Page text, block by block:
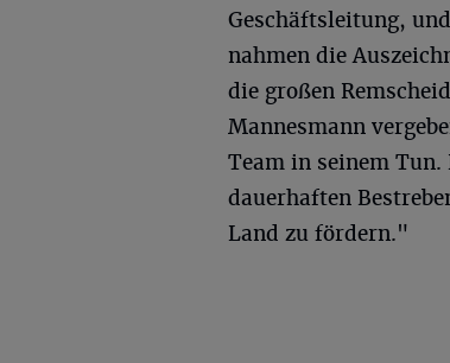
Geschäftsleitung,
nahmen die
die großen
Mannesmann
Team in seinem
dauerhaften
Land zu fördern."